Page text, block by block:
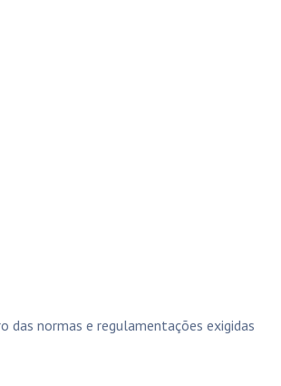
normas e regulamentações exigidas